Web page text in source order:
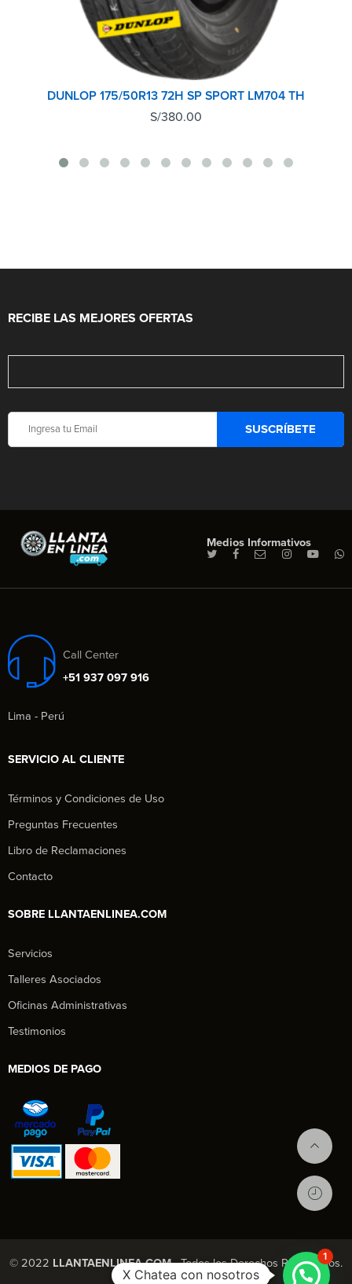
DUNLOP 175/50R13 72H SP SPORT LM704 TH
S/380.00
RECIBE LAS MEJORES OFERTAS
Medios Informativos
Call Center
+51 937 097 916
Lima - Perú
SERVICIO AL CLIENTE
Términos y Condiciones de Uso
Preguntas Frecuentes
Libro de Reclamaciones
Contacto
SOBRE LLANTAENLINEA.COM
Servicios
Talleres Asociados
Oficinas Administrativas
Testimonios
MEDIOS DE PAGO
© 2022 LLANTAENLINEA.COM- Todos los Derechos Reservados.
X Chatea con nosotros
1